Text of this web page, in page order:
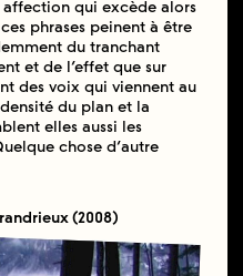
qui excède alors
phrases peinent à être
du tranchant
et de l’effet que sur
des voix qui viennent au
du plan et la
elles aussi les
chose d’autre
(2008)